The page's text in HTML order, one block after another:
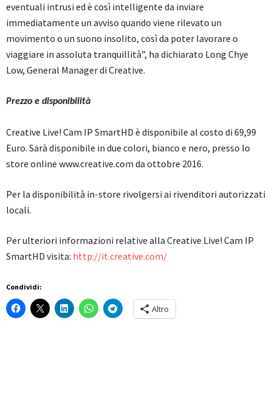
eventuali intrusi ed è così intelligente da inviare
immediatamente un avviso quando viene rilevato un
movimento o un suono insolito, così da poter lavorare o
viaggiare in assoluta tranquillità”, ha dichiarato Long Chye
Low, General Manager di Creative.
Prezzo e disponibilità
Creative Live! Cam IP SmartHD è disponibile al costo di 69,99
Euro. Sarà disponibile in due colori, bianco e nero, presso lo
store online www.creative.com da ottobre 2016.
Per la disponibilità in-store rivolgersi ai rivenditori autorizzati
locali.
Per ulteriori informazioni relative alla Creative Live! Cam IP
SmartHD visita: http://it.creative.com/
Condividi:
Altro